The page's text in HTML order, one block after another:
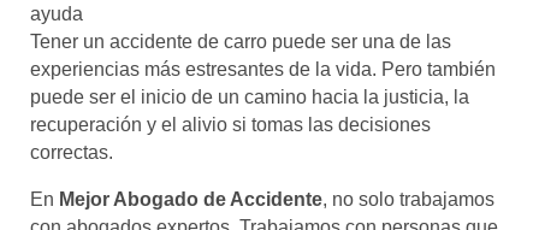
ayuda
Tener un accidente de carro puede ser una de las
experiencias más estresantes de la vida. Pero también
puede ser el inicio de un camino hacia la justicia, la
recuperación y el alivio si tomas las decisiones
correctas.
En Mejor Abogado de Accidente, no solo trabajamos